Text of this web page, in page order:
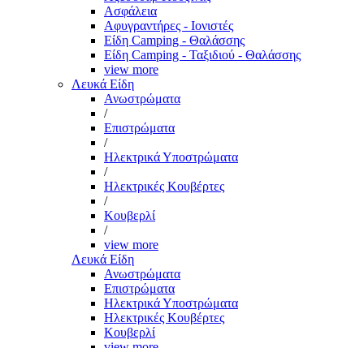
Ασφάλεια
Αφυγραντήρες - Ιονιστές
Είδη Camping - Θαλάσσης
Είδη Camping - Ταξιδιού - Θαλάσσης
view more
Λευκά Είδη
Ανωστρώματα
/
Επιστρώματα
/
Ηλεκτρικά Υποστρώματα
/
Ηλεκτρικές Κουβέρτες
/
Κουβερλί
/
view more
Λευκά Είδη
Ανωστρώματα
Επιστρώματα
Ηλεκτρικά Υποστρώματα
Ηλεκτρικές Κουβέρτες
Κουβερλί